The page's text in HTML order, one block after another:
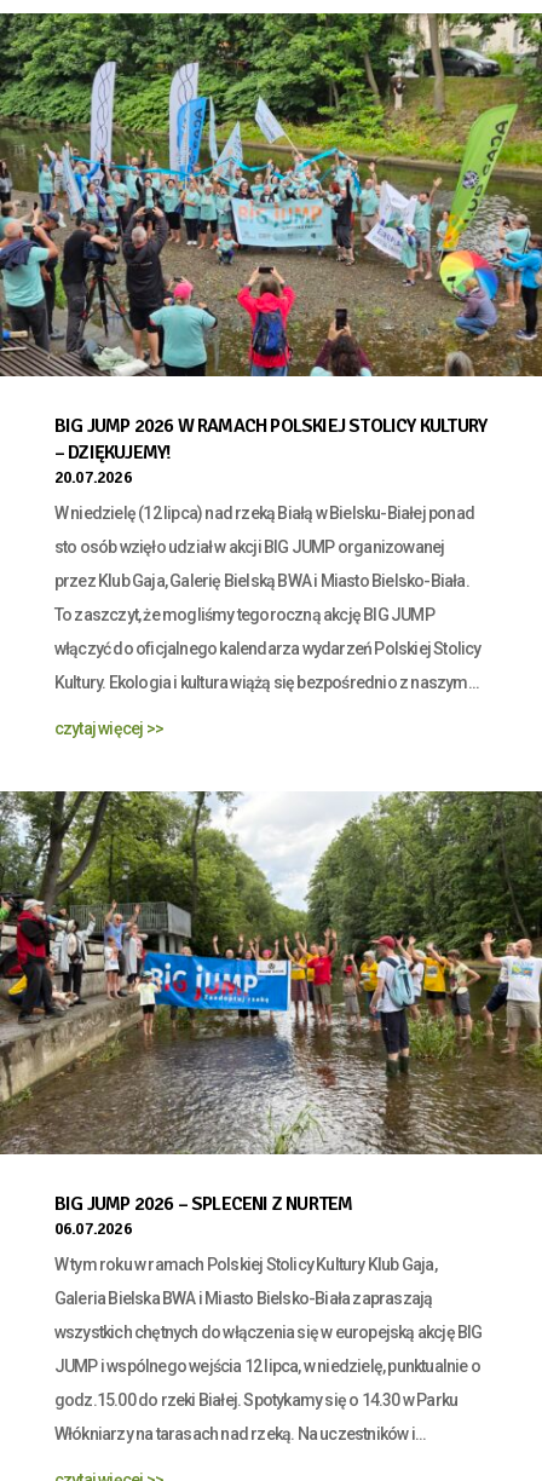
BIG JUMP 2026 W RAMACH POLSKIEJ STOLICY KULTURY
– DZIĘKUJEMY!
20.07.2026
W niedzielę (12 lipca) nad rzeką Białą w Bielsku-Białej ponad
sto osób wzięło udział w akcji BIG JUMP organizowanej
przez Klub Gaja, Galerię Bielską BWA i Miasto Bielsko-Biała.
To zaszczyt, że mogliśmy tegoroczną akcję BIG JUMP
włączyć do oficjalnego kalendarza wydarzeń Polskiej Stolicy
Kultury. Ekologia i kultura wiążą się bezpośrednio z naszym...
czytaj więcej >>
BIG JUMP 2026 – SPLECENI Z NURTEM
06.07.2026
W tym roku w ramach Polskiej Stolicy Kultury Klub Gaja,
Galeria Bielska BWA i Miasto Bielsko-Biała zapraszają
wszystkich chętnych do włączenia się w europejską akcję BIG
JUMP i wspólnego wejścia 12 lipca, w niedzielę, punktualnie o
godz.15.00 do rzeki Białej. Spotykamy się o 14.30 w Parku
Włókniarzy na tarasach nad rzeką. Na uczestników i...